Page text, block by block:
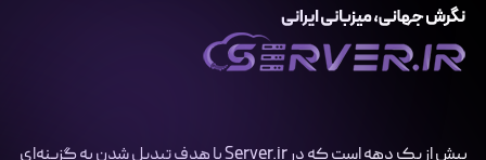
بیش از یک دهه است که در Server.ir با هدف تبدیل شدن به گزینه‌ای